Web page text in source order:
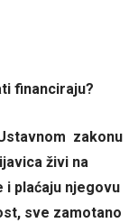
financiraju?
zakonu
živi na
i plaćaju njegovu
sve zamotano